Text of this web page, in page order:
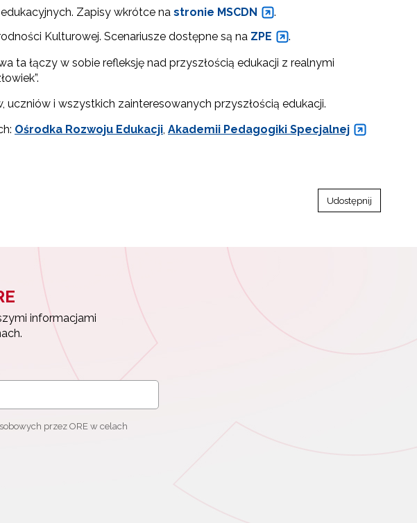
Zapisy wkrótce na stronie MSCDN
.
Kulturowej. Scenariusze dostępne są na ZPE
.
ta łączy w sobie refleksję nad przyszłością edukacji z realnymi
i wszystkich zainteresowanych przyszłością edukacji.
Ośrodka Rozwoju Edukacji, Akademii Pedagogiki Specjalnej
Udostępnij
informacjami
przez ORE w celach